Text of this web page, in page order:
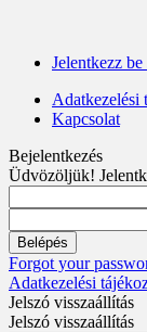
Jelentkezz
Adatkezelési
Kapcsolat
Bejelentkezés
Üdvözöljük!
Forgot your
Adatkezelési
Jelszó visszaállítás
Jelszó visszaállítás